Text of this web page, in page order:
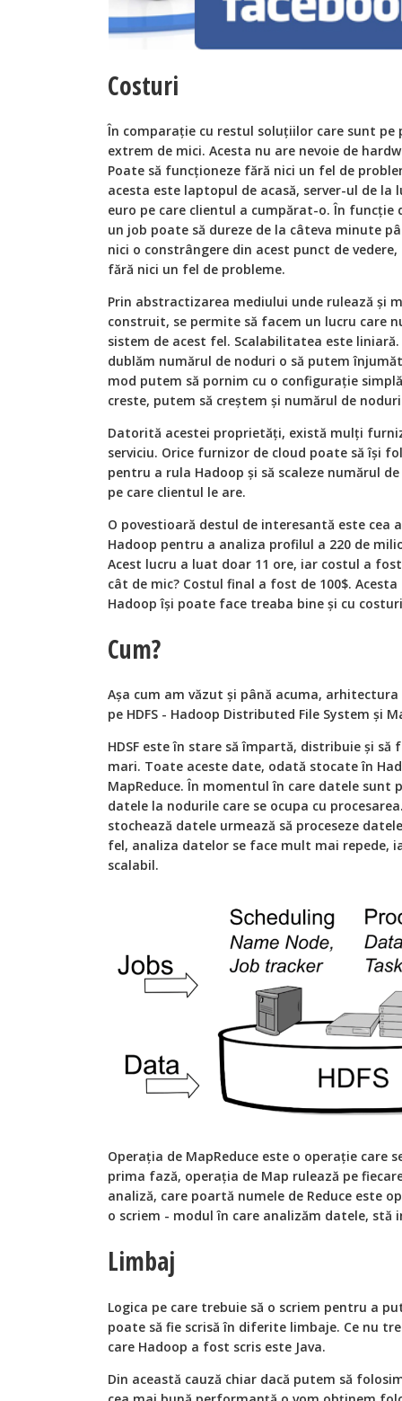
Costuri
În comparație cu restul soluțiilor care sunt pe
extrem de mici. Acesta nu are nevoie de
Poate să funcționeze fără nici un fel de
acesta este laptopul de acasă, server-ul de la
euro pe care clientul a cumpărat-o. În funcție
un job poate să dureze de la câteva minute
nici o constrângere din acest punct de
fără nici un fel de probleme.
Prin abstractizarea mediului unde rulează și
construit, se permite să facem un lucru care
sistem de acest fel. Scalabilitatea este liniară.
dublăm numărul de noduri o să putem
mod putem să pornim cu o configurație
creste, putem să creștem și numărul de
Datorită acestei proprietăți, există mulți
serviciu. Orice furnizor de cloud poate să își
pentru a rula Hadoop și să scaleze numărul
pe care clientul le are.
O povestioară destul de interesantă este cea
Hadoop pentru a analiza profilul a 220 de
Acest lucru a luat doar 11 ore, iar costul a
cât de mic? Costul final a fost de 100$.
Hadoop își poate face treaba bine și cu
Cum?
Așa cum am văzut și până acuma,
pe HDFS - Hadoop Distributed File System și
HDSF este în stare să împartă, distribuie și
mari. Toate aceste date, odată stocate în
MapReduce. În momentul în care datele sunt
datele la nodurile care se ocupa cu
stochează datele urmează să proceseze
fel, analiza datelor se face mult mai repede,
scalabil.
Operația de MapReduce este o operație care
prima fază, operația de Map rulează pe
analiză, care poartă numele de Reduce este
o scriem - modul în care analizăm datele, stă
Limbaj
Logica pe care trebuie să o scriem pentru a
poate să fie scrisă în diferite limbaje. Ce nu
care Hadoop a fost scris este Java.
Din această cauză chiar dacă putem să